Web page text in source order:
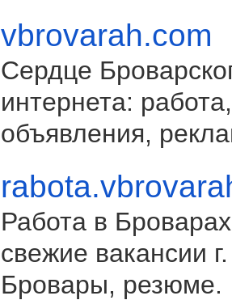
vbrovarah.com
Сердце
интернета: работа,
объявления,
Работа в
свежие вакансии г.
Бровары, резюме.